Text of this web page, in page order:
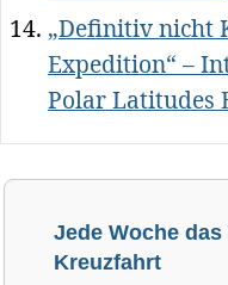
„Definitiv nicht
Expedition“ –
Polar Latitudes
Jede Woche
Kreuzfahrt